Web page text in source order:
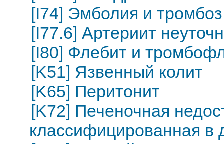
[I74] Эмболия и
[I77.6] Артериит
[I80] Флебит и
[K51] Язвенный колит
[K65] Перитонит
[K72] Печеночная
классифицированная в